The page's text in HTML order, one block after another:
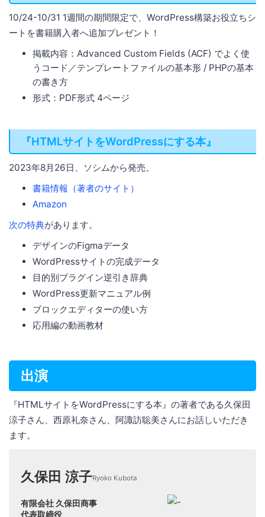
10/24-10/31 1週間の期間限定で、WordPress構築お役立ちシ
ートを書籍購入者へ追加プレゼント！
掲載内容：Advanced Custom Fields (ACF) でよく使
うコード／テンプレートファイルの基本形 / PHPの基本
の書き方
形式：PDF形式 4ページ
『HTMLサイトをWordPressにする本』
2023年8月26日、ソシムから発売。
書籍情報（著者のサイト）
Amazon
次の特典があります。
デザインのFigmaデータ
WordPressサイトの完成データ
目的別プラグイン逆引き辞典
WordPress更新マニュアル例
ブロックエディターの使い方
応用編の動画教材
出演
『HTMLサイトをWordPressにする本』の著者である久保田
涼子さん、西原礼奈さん、阿諏訪聡美さんにお話しいただき
ます。
久保田 涼子Ryoko Kubota
有限会社 久保田商事
代表取締役